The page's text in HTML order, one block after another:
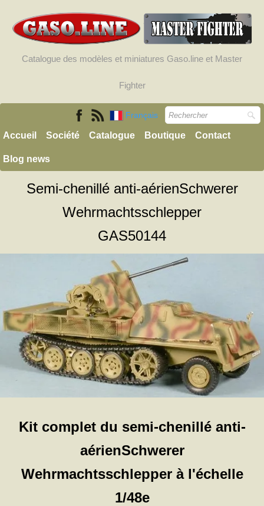
Catalogue des modèles et miniatures Gaso.line et Master
Fighter
Français
Accueil Société Catalogue Boutique Contact
Blog news
Semi-chenillé anti-aérienSchwerer
Wehrmachtsschlepper
GAS50144
Kit complet du semi-chenillé anti-
aérienSchwerer
Wehrmachtsschlepper à l'échelle
1/48e